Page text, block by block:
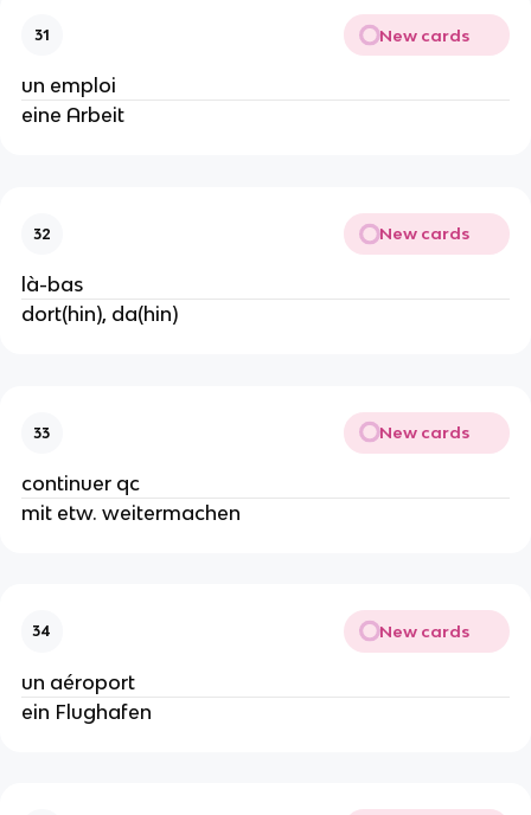
31 New cards
un emploi
eine Arbeit
32 New cards
là-bas
dort(hin), da(hin)
33 New cards
continuer qc
mit etw. weitermachen
34 New cards
un aéroport
ein Flughafen